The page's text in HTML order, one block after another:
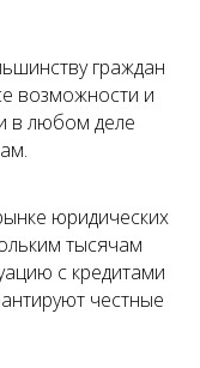
граждан
возможности и
в любом деле
юридических
тысячам
с кредитами
честные